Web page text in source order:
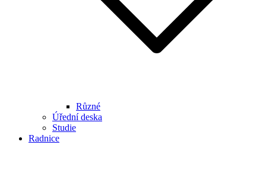
Různé
Úřední deska
Studie
Radnice